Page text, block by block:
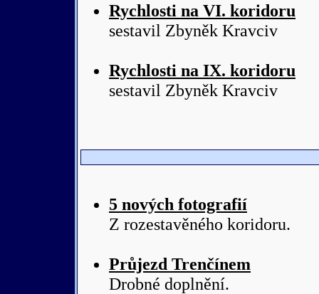
Rychlosti na VI. koridoru
sestavil Zbyněk Kravciv
Rychlosti na IX. koridoru
sestavil Zbyněk Kravciv
5 nových fotografií
Z rozestavěného koridoru.
Průjezd Trenčínem
Drobné doplnění.